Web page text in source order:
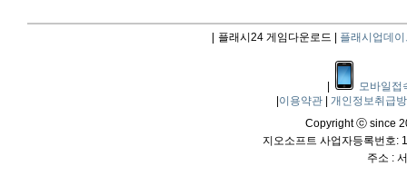
플래시24 게임다운로드 | 플래시업데이
모바일접
이용약관
개인정보취급
Copyright ⓒ since
지오소프트 사업자등록번호:
주소 :